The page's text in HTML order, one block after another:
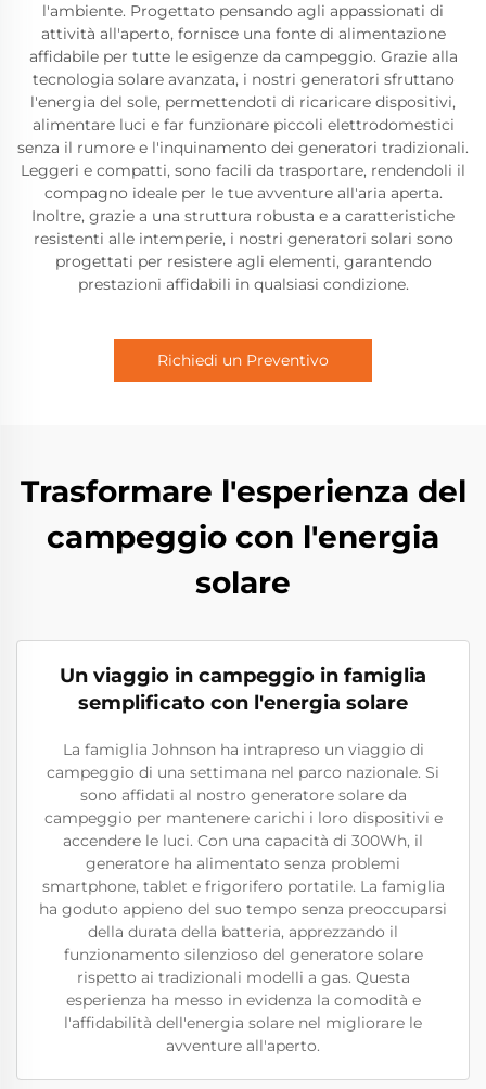
l'ambiente. Progettato pensando agli appassionati di
attività all'aperto, fornisce una fonte di alimentazione
affidabile per tutte le esigenze da campeggio. Grazie alla
tecnologia solare avanzata, i nostri generatori sfruttano
l'energia del sole, permettendoti di ricaricare dispositivi,
alimentare luci e far funzionare piccoli elettrodomestici
senza il rumore e l'inquinamento dei generatori tradizionali.
Leggeri e compatti, sono facili da trasportare, rendendoli il
compagno ideale per le tue avventure all'aria aperta.
Inoltre, grazie a una struttura robusta e a caratteristiche
resistenti alle intemperie, i nostri generatori solari sono
progettati per resistere agli elementi, garantendo
prestazioni affidabili in qualsiasi condizione.
Richiedi un Preventivo
Trasformare l'esperienza del
campeggio con l'energia
solare
Un viaggio in campeggio in famiglia
semplificato con l'energia solare
La famiglia Johnson ha intrapreso un viaggio di
campeggio di una settimana nel parco nazionale. Si
sono affidati al nostro generatore solare da
campeggio per mantenere carichi i loro dispositivi e
accendere le luci. Con una capacità di 300Wh, il
generatore ha alimentato senza problemi
smartphone, tablet e frigorifero portatile. La famiglia
ha goduto appieno del suo tempo senza preoccuparsi
della durata della batteria, apprezzando il
funzionamento silenzioso del generatore solare
rispetto ai tradizionali modelli a gas. Questa
esperienza ha messo in evidenza la comodità e
l'affidabilità dell'energia solare nel migliorare le
avventure all'aperto.